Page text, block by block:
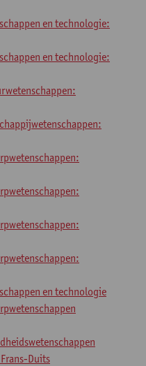
en technologie:
en technologie:
en technologie
Duits